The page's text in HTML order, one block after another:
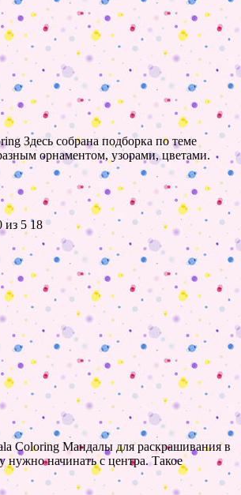
Здесь собрана подборка по теме
орнаментом, узорами, цветами.
18
Coloring Мандалы для раскрашивания в
нужно начинать с центра. Такое